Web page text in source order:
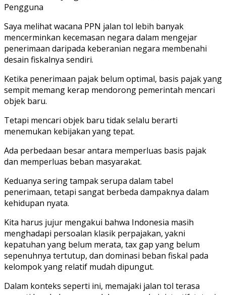
Pengguna
Saya melihat wacana PPN jalan tol lebih banyak
mencerminkan kecemasan negara dalam mengejar
penerimaan daripada keberanian negara membenahi
desain fiskalnya sendiri.
Ketika penerimaan pajak belum optimal, basis pajak yang
sempit memang kerap mendorong pemerintah mencari
objek baru.
Tetapi mencari objek baru tidak selalu berarti
menemukan kebijakan yang tepat.
Ada perbedaan besar antara memperluas basis pajak
dan memperluas beban masyarakat.
Keduanya sering tampak serupa dalam tabel
penerimaan, tetapi sangat berbeda dampaknya dalam
kehidupan nyata.
Kita harus jujur mengakui bahwa Indonesia masih
menghadapi persoalan klasik perpajakan, yakni
kepatuhan yang belum merata, tax gap yang belum
sepenuhnya tertutup, dan dominasi beban fiskal pada
kelompok yang relatif mudah dipungut.
Dalam konteks seperti ini, memajaki jalan tol terasa